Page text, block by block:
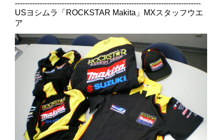
---------------------------------------------------------------------------
USヨシムラ「ROCKSTAR Makita」MXスタッフウエ
ア